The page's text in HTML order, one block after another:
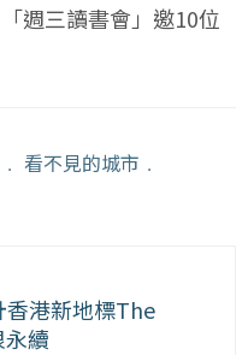
週三讀書會」邀10位
﹒ 看不見的城市 ﹒
港新地標The
續